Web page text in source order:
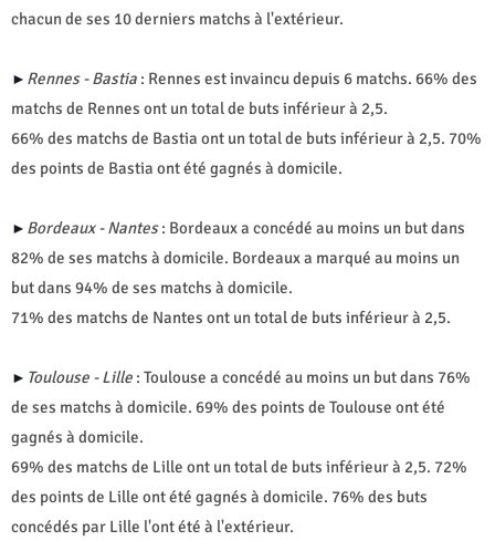
chacun de ses 10 derniers matchs à l'extérieur.
► Rennes - Bastia : Rennes est invaincu depuis 6 matchs. 66% des
matchs de Rennes ont un total de buts inférieur à 2,5.
66% des matchs de Bastia ont un total de buts inférieur à 2,5. 70%
des points de Bastia ont été gagnés à domicile.
► Bordeaux - Nantes: Bordeaux a concédé au moins un but dans
82% de ses matchs à domicile. Bordeaux a marqué au moins un
but dans 94% de ses matchs à domicile.
71% des matchs de Nantes ont un total de buts inférieur à 2,5.
► Toulouse - Lille : Toulouse a concédé au moins un but dans 76%
de ses matchs à domicile. 69% des points de Toulouse ont été
gagnés à domicile.
69% des matchs de Lille ont un total de buts inférieur à 2,5. 72%
des points de Lille ont été gagnés à domicile. 76% des buts
concédés par Lille l'ont été à l'extérieur.